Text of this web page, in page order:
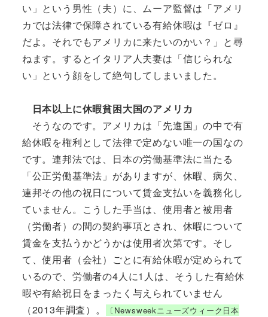
い」という男性（夫）に、ムーア監督は「アメリ
カでは法律で保障されている有給休暇は『ゼロ』
だよ。それでもアメリカに来たいのかい？」と尋
ねます。するとイタリア人夫妻は「信じられな
い」という顔をして絶句してしまいました。
日本以上に休暇貧困大国のアメリカ
そうなのです。アメリカは「先進国」の中で有
給休暇を権利として法律で定めない唯一の国なの
です。連邦法では、日本の労働基準法に当たる
「公正労働基準法」がありますが、休暇、病欠、
連邦その他の祝日について賃金支払いを義務化し
ていません。こうした手当は、使用者と被用者
（労働者）の間の契約事項とされ、休暇について
賃金を支払うかどうかは使用者次第です。そし
て、使用者（会社）ごとに有給休暇が定められて
いるので、労働者の4人に1人は、そうした有給休
暇や有給祝日をまったく与えられていません
（2013年調査）。
〔Newsweekニューズウィーク日本